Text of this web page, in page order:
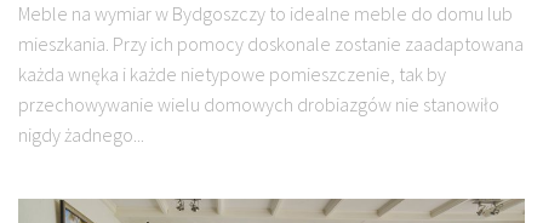
Meble na wymiar w Bydgoszczy to idealne meble do domu lub
mieszkania. Przy ich pomocy doskonale zostanie zaadaptowana
każda wnęka i każde nietypowe pomieszczenie, tak by
przechowywanie wielu domowych drobiazgów nie stanowiło
nigdy żadnego...